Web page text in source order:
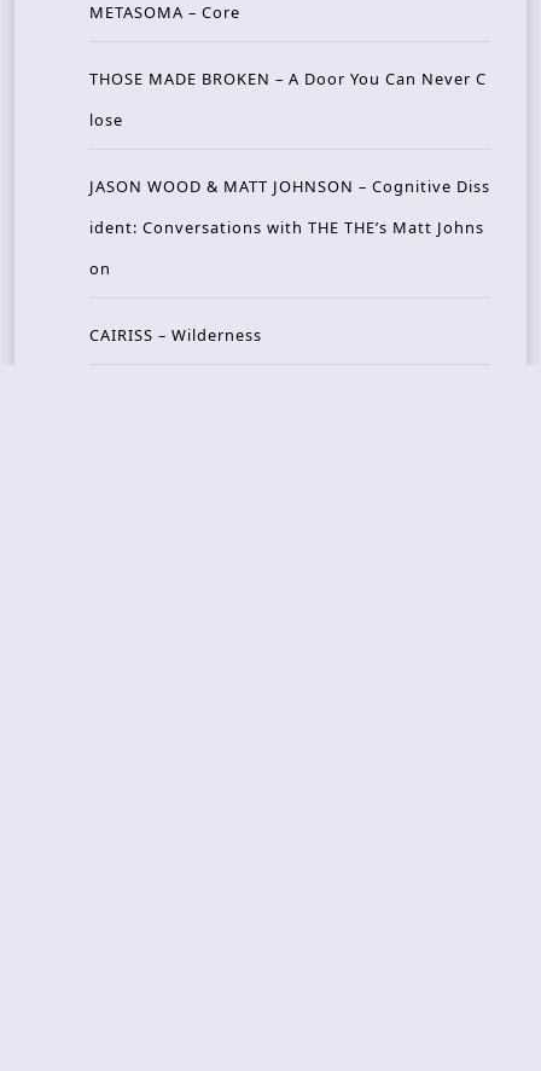
METASOMA – Core
THOSE MADE BROKEN – A Door You Can Never C
lose
JASON WOOD & MATT JOHNSON – Cognitive Diss
ident: Conversations with THE THE’s Matt Johns
on
CAIRISS – Wilderness